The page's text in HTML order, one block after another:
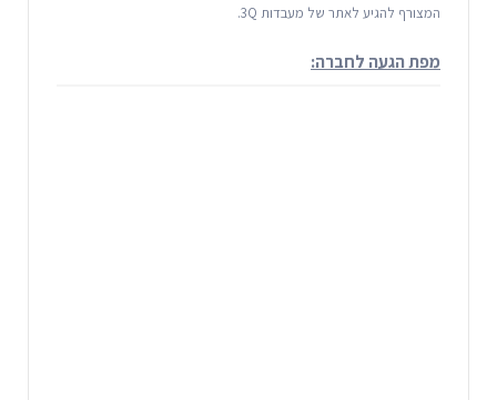
המצורף להגיע לאתר של מעבדות 3Q.
מפת הגעה לחברה: